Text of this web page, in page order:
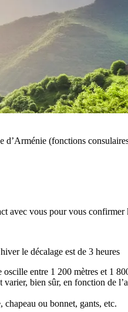
(fonctions
avec vous pour vous confirmer
le décalage est de 3 heures
entre 1 200 mètres et 1
bien sûr, en fonction de
chapeau ou bonnet, gants, etc.